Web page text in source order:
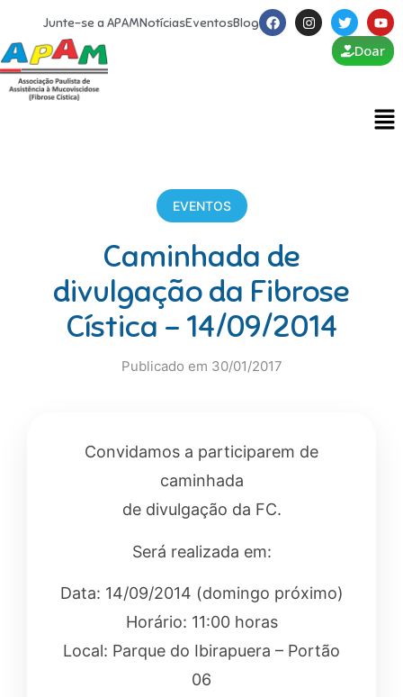
Junte-se a APAMNotíciasEventosBlog
Doar
EVENTOS
Caminhada de
divulgação da Fibrose
Cística – 14/09/2014
Publicado em 30/01/2017
Convidamos a participarem de
caminhada
de divulgação da FC.
Será realizada em:
Data: 14/09/2014 (domingo próximo)
Horário: 11:00 horas
Local: Parque do Ibirapuera – Portão
06